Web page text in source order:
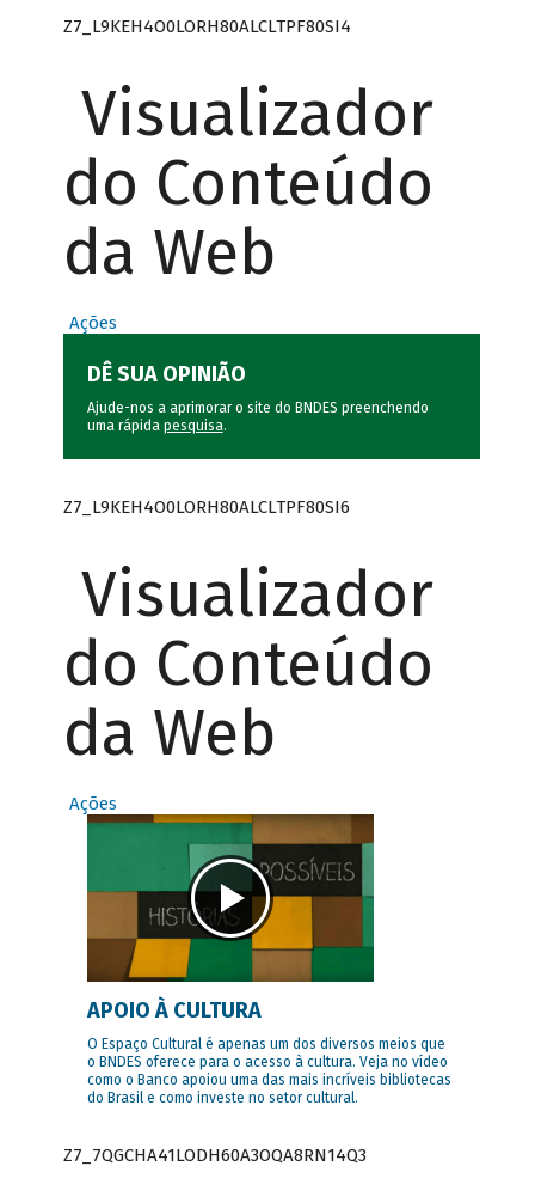
Z7_L9KEH4O0LORH80ALCLTPF80SI4
Visualizador
do Conteúdo
da Web
Ações
DÊ SUA OPINIÃO
Ajude-nos a aprimorar o site do BNDES preenchendo
uma rápida pesquisa.
Z7_L9KEH4O0LORH80ALCLTPF80SI6
Visualizador
do Conteúdo
da Web
Ações
APOIO À CULTURA
O Espaço Cultural é apenas um dos diversos meios que
o BNDES oferece para o acesso à cultura. Veja no vídeo
como o Banco apoiou uma das mais incríveis bibliotecas
do Brasil e como investe no setor cultural.
Z7_7QGCHA41LODH60A3OQA8RN14Q3